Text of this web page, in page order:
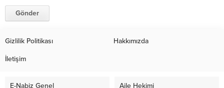
Gizlilik Politikası Hakkımızda
İletişim
E-Nabiz Genel Aile Hekimi